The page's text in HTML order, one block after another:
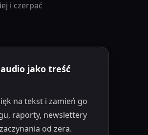
i czerpać
jako treść
na tekst i zamień go
raporty, newslettery
od zera.